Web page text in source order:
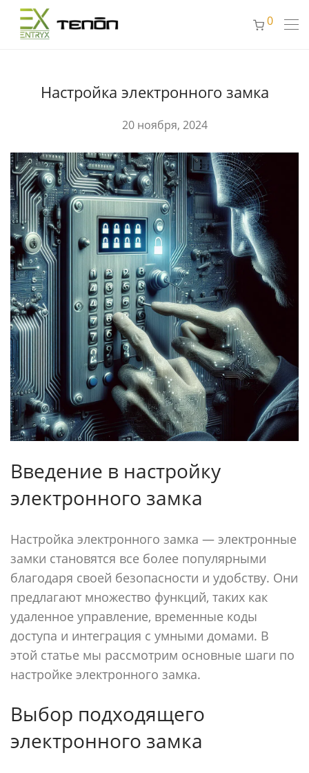
0
Настройка электронного замка
20 ноября, 2024
Введение в настройку
электронного замка
Настройка электронного замка — электронные
замки становятся все более популярными
благодаря своей безопасности и удобству. Они
предлагают множество функций, таких как
удаленное управление, временные коды
доступа и интеграция с умными домами. В
этой статье мы рассмотрим основные шаги по
настройке электронного замка.
Выбор подходящего
электронного замка